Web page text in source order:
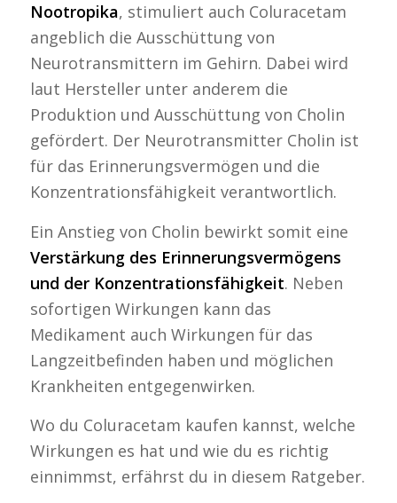
Nootropika, stimuliert auch Coluracetam
angeblich die Ausschüttung von
Neurotransmittern im Gehirn. Dabei wird
laut Hersteller unter anderem die
Produktion und Ausschüttung von Cholin
gefördert. Der Neurotransmitter Cholin ist
für das Erinnerungsvermögen und die
Konzentrationsfähigkeit verantwortlich.
Ein Anstieg von Cholin bewirkt somit eine
Verstärkung des Erinnerungsvermögens
und der Konzentrationsfähigkeit. Neben
sofortigen Wirkungen kann das
Medikament auch Wirkungen für das
Langzeitbefinden haben und möglichen
Krankheiten entgegenwirken.
Wo du Coluracetam kaufen kannst, welche
Wirkungen es hat und wie du es richtig
einnimmst, erfährst du in diesem Ratgeber.